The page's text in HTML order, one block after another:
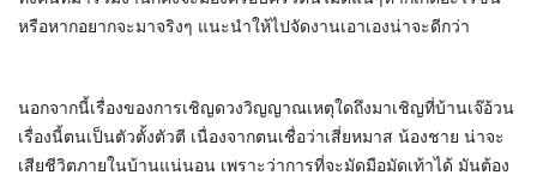
หรือหากอยากจะมาจริงๆ แนะนำให้ไปจัดงานเอาเองน่าจะดีกว่า
นอกจากนี้เรื่องของการเชิญดวงวิญญาณเหตุใดถึงมาเชิญที่บ้านเจ๊อ้วน
เรื่องนี้ตนเป็นตัวตั้งตัวตี เนื่องจากตนเชื่อว่าเสี่ยหมาส น้องชาย น่าจะ
เสียชีวิตภายในบ้านแน่นอน เพราะว่าการที่จะมัดมือมัดเท้าได้ มันต้อง